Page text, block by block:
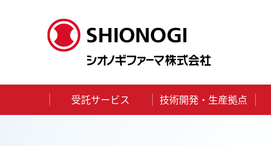
受託サービス 技術開発・生産拠点
HOME メディア CPHI